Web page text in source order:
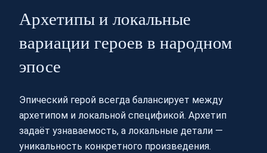
Архетипы и локальные
вариации героев в народном
эпосе
Эпический герой всегда балансирует между
архетипом и локальной спецификой. Архетип
задаёт узнаваемость, а локальные детали —
уникальность конкретного произведения.